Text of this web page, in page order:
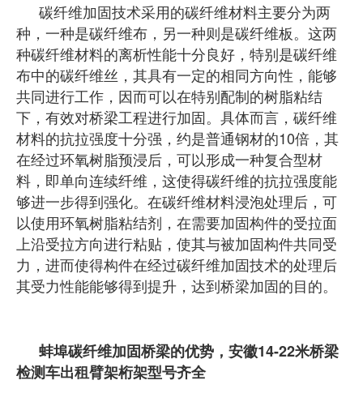
碳纤维加固技术采用的碳纤维材料主要分为两
种，一种是碳纤维布，另一种则是碳纤维板。这两
种碳纤维材料的离析性能十分良好，特别是碳纤维
布中的碳纤维丝，其具有一定的相同方向性，能够
共同进行工作，因而可以在特别配制的树脂粘结
下，有效对桥梁工程进行加固。具体而言，碳纤维
材料的抗拉强度十分强，约是普通钢材的10倍，其
在经过环氧树脂预浸后，可以形成一种复合型材
料，即单向连续纤维，这使得碳纤维的抗拉强度能
够进一步得到强化。在碳纤维材料浸泡处理后，可
以使用环氧树脂粘结剂，在需要加固构件的受拉面
上沿受拉方向进行粘贴，使其与被加固构件共同受
力，进而使得构件在经过碳纤维加固技术的处理后
其受力性能能够得到提升，达到桥梁加固的目的。
蚌埠碳纤维加固桥梁的优势，安徽14-22米桥梁
检测车出租臂架桁架型号齐全